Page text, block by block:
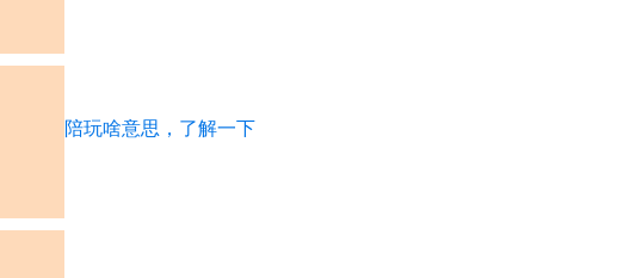
陪玩啥意思，了解一下